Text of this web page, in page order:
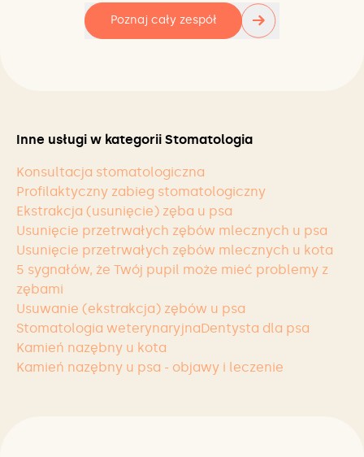
Poznaj cały zespół →
Inne usługi w kategorii Stomatologia
Konsultacja stomatologiczna
Profilaktyczny zabieg stomatologiczny
Ekstrakcja (usunięcie) zęba u psa
Usunięcie przetrwałych zębów mlecznych u psa
Usunięcie przetrwałych zębów mlecznych u kota
5 sygnałów, że Twój pupil może mieć problemy z
zębami
Usuwanie (ekstrakcja) zębów u psa
Stomatologia weterynaryjnaDentysta dla psa
Kamień nazębny u kota
Kamień nazębny u psa - objawy i leczenie